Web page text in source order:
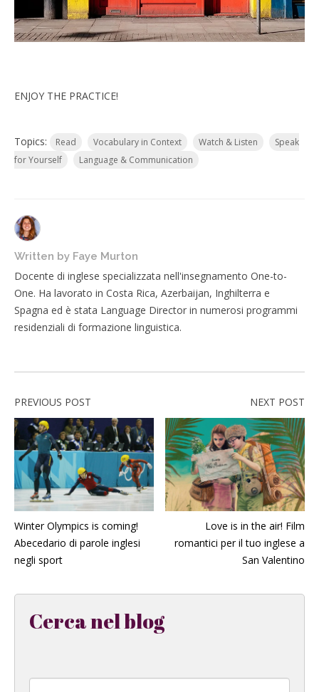
ENJOY THE PRACTICE!
Topics: Read Vocabulary in Context Watch & Listen
Speak
for Yourself
Language & Communication
Written by Faye Murton
Docente di inglese specializzata nell'insegnamento One-to-
One. Ha lavorato in Costa Rica, Azerbaijan, Inghilterra e
Spagna ed è stata Language Director in numerosi programmi
residenziali di formazione linguistica.
PREVIOUS POST
Winter Olympics is coming!
Abecedario di parole inglesi
negli sport
NEXT POST
Love is in the air! Film
romantici per il tuo inglese a
San Valentino
Cerca nel blog